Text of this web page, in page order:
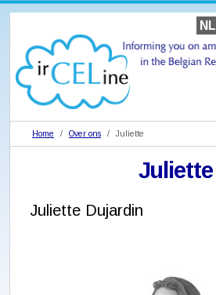
NL
Home Over ons Juliette
Juliette
Juliette Dujardin